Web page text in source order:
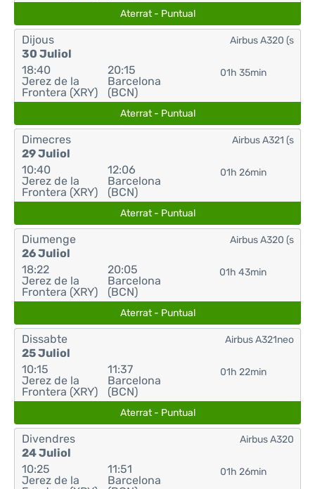
Aterrat - Puntual
Dijous
30 Juliol
18:40
Jerez de la
Frontera (XRY)
20:15
Barcelona
(BCN)
01h 35min
Airbus A320 (s
Aterrat - Puntual
Dimecres
29 Juliol
10:40
Jerez de la
Frontera (XRY)
12:06
Barcelona
(BCN)
01h 26min
Airbus A321 (s
Aterrat - Puntual
Diumenge
26 Juliol
18:22
Jerez de la
Frontera (XRY)
20:05
Barcelona
(BCN)
01h 43min
Airbus A320 (s
Aterrat - Puntual
Dissabte
25 Juliol
10:15
Jerez de la
Frontera (XRY)
11:37
Barcelona
(BCN)
01h 22min
Airbus A321neo
Aterrat - Puntual
Divendres
24 Juliol
10:25
Jerez de la
11:51
Barcelona
01h 26min
Airbus A320